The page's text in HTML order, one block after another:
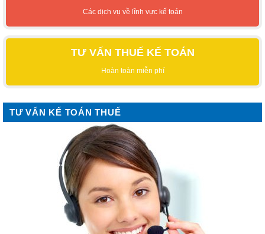
Các dịch vụ về lĩnh vực kế toán
TƯ VẤN THUẾ KẾ TOÁN
Hoàn toàn miễn phí
TƯ VẤN KẾ TOÁN THUẾ